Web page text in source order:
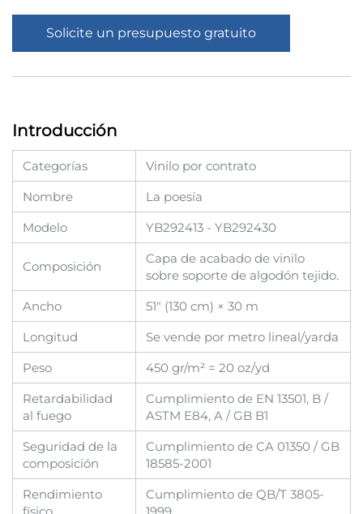
Solicite un presupuesto gratuito
Introducción
Categorías
Vinilo por contrato
Nombre
La poesía
Modelo
YB292413 - YB292430
Composición
Capa de acabado de vinilo
sobre soporte de algodón tejido.
Ancho
51" (130 cm) × 30 m
Longitud
Se vende por metro lineal/yarda
Peso
450 gr/m² = 20 oz/yd
Retardabilidad
al fuego
Cumplimiento de EN 13501, B /
ASTM E84, A / GB B1
Seguridad de la
composición
Cumplimiento de CA 01350 / GB
18585-2001
Rendimiento
físico
Cumplimiento de QB/T 3805-
1999